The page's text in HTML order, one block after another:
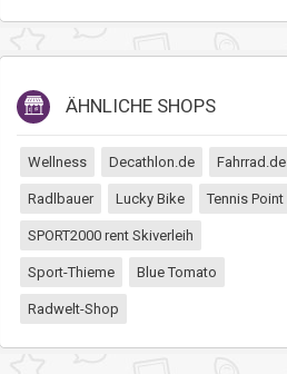
ÄHNLICHE SHOPS
Wellness Decathlon.de Fahrrad.de
Radlbauer Lucky Bike Tennis Point
SPORT2000 rent Skiverleih
Sport-Thieme Blue Tomato
Radwelt-Shop